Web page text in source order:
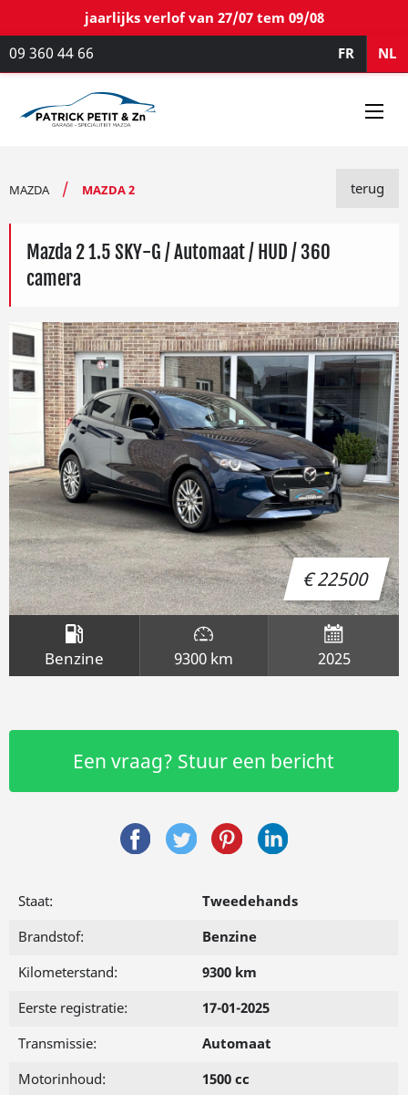
jaarlijks verlof van 27/07 tem 09/08
09 360 44 66 FR NL
MAZDA MAZDA 2 terug
Mazda 2 1.5 SKY-G / Automaat / HUD / 360
camera
€ 22500
Benzine 9300 km 2025
Een vraag? Stuur een bericht
Staat:
Tweedehands
Brandstof:
Benzine
Kilometerstand:
9300 km
Eerste registratie:
17-01-2025
Transmissie:
Automaat
Motorinhoud:
1500 cc